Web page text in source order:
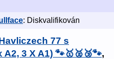
: Diskvalifikován
77 s
3 X A1) 🐾🥇🥈🥉🐾,